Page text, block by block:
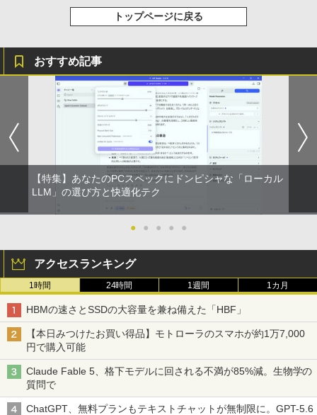
HDR10 Adaptive Sync VESA対応 チル
ト調整可 オフィス用PCモニター フレー
トップページに戻る
おすすめ記事
【特集】あなたのPCスペックにドンピシャな「ローカル
LLM」の選び方と快適化テク
● ● ● ● ●
アクセスランキング
1時間 24時間 1週間 1カ月
HBMの速さとSSDの大容量を兼ね備えた「HBF」
【本日みつけたお買い得品】モトローラのスマホが約1万7,000
円で購入可能
Claude Fable 5、格下モデルに回される不満が85%減。生物学の
質問で
ChatGPT、無料プランもテキストチャットが無制限に。GPT-5.6